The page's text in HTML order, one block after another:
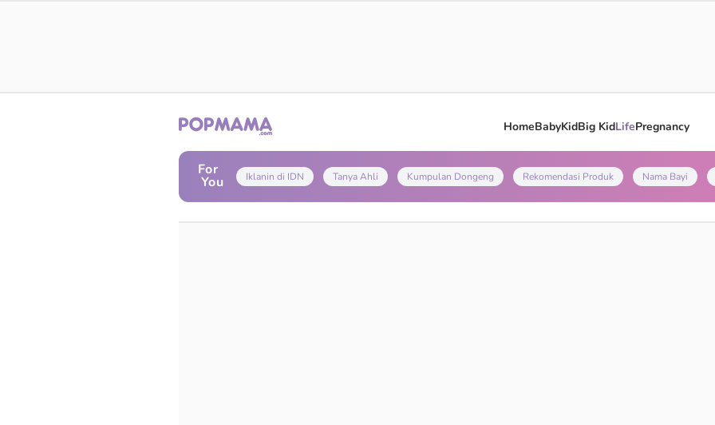
HomeBabyKidBig KidLifePregnancy
For
You Iklanin di IDN Tanya Ahli Kumpulan Dongeng Rekomendasi Produk Nama Bayi